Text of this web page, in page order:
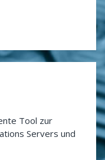
Tool zur
Servers und